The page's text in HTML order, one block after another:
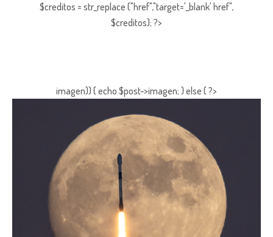
$creditos = str_replace ("href","target='_blank' href",
$creditos); ?>
imagen)) { echo $post->imagen; } else { ?>